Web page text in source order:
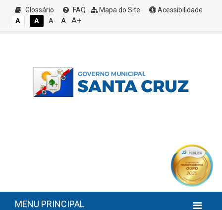
Glossário FAQ Mapa do Site
Acessibilidade
A
A A- A A+
MENU PRINCIPAL